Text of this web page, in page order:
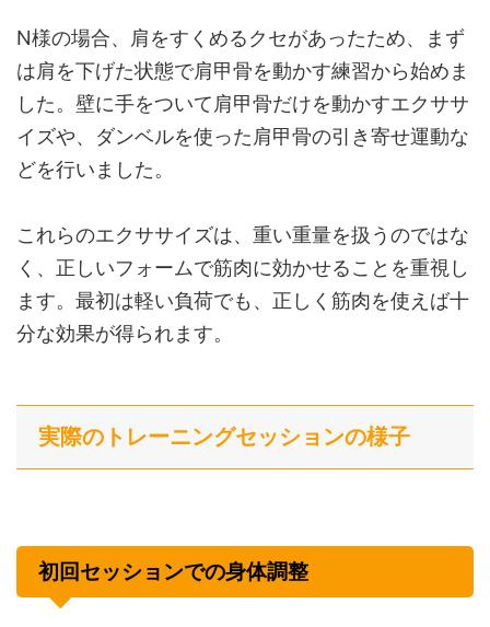
N様の場合、肩をすくめるクセがあったため、まず
は肩を下げた状態で肩甲骨を動かす練習から始めま
した。壁に手をついて肩甲骨だけを動かすエクササ
イズや、ダンベルを使った肩甲骨の引き寄せ運動な
どを行いました。
これらのエクササイズは、重い重量を扱うのではな
く、正しいフォームで筋肉に効かせることを重視し
ます。最初は軽い負荷でも、正しく筋肉を使えば十
分な効果が得られます。
実際のトレーニングセッションの様子
初回セッションでの身体調整